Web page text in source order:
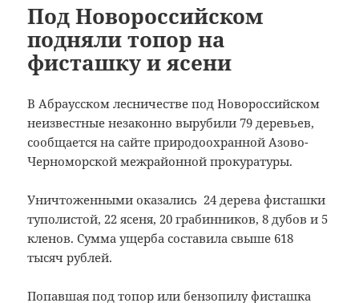
Под Новороссийском
подняли топор на
фисташку и ясени
В Абраусском лесничестве под Новороссийском
неизвестные незаконно вырубили 79 деревьев,
сообщается на сайте природоохранной Азово-
Черноморской межрайонной прокуратуры.
Уничтоженными оказались 24 дерева фисташки
туполистой, 22 ясеня, 20 грабинников, 8 дубов и 5
кленов. Сумма ущерба составила свыше 618
тысяч рублей.
Попавшая под топор или бензопилу фисташка